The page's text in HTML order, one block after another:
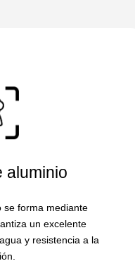
aluminio
se forma mediante
un excelente
y resistencia a la